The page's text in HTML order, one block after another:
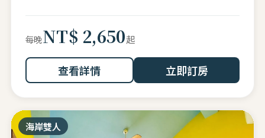
每晚NT$ 2,650起
查看詳情 立即訂房
海岸雙人